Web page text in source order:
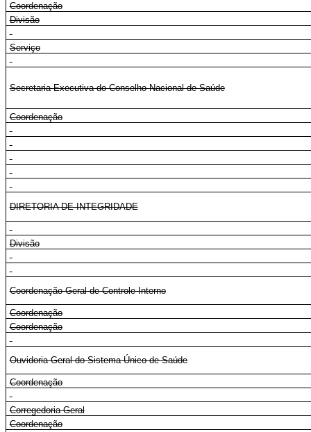
Coordenação
Divisão
Serviço
Secretaria-Executiva do Conselho Nacional de Saúde
Coordenação
DIRETORIA DE INTEGRIDADE
Divisão
Coordenação-Geral de Controle Interno
Coordenação
Coordenação
Ouvidoria-Geral do Sistema Único de Saúde
Coordenação
Corregedoria-Geral
Coordenação